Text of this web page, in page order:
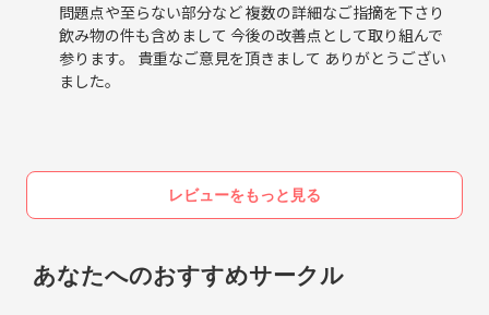
問題点や至らない部分など 複数の詳細なご指摘を下さり
飲み物の件も含めまして 今後の改善点として取り組んで
参ります。 貴重なご意見を頂きまして ありがとうござい
ました。
レビューをもっと見る
あなたへのおすすめサークル